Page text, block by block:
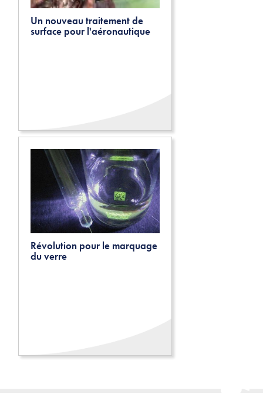
Un nouveau traitement de
surface pour l'aéronautique
Révolution pour le marquage
du verre